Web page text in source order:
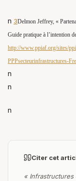
n 3Delmon Jeffrey, «
Guide pratique à l’intention
http://www.ppiaf.org/sites/
PPPsecteurinfrastructures-
n
n
n
Citer cet
« Infrastructures